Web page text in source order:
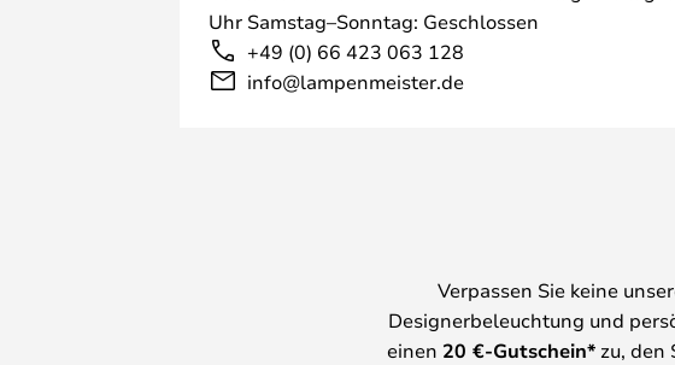
Uhr Samstag–Sonntag: Geschlossen
+49 (0) 66 423 063 128
info@lampenmeister.de
Verpassen Sie keine
Designerbeleuchtung und
einen 20 €-Gutschein*zu, den